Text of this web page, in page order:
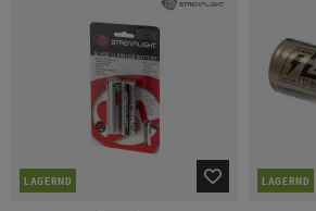
LAGERND LAGERND